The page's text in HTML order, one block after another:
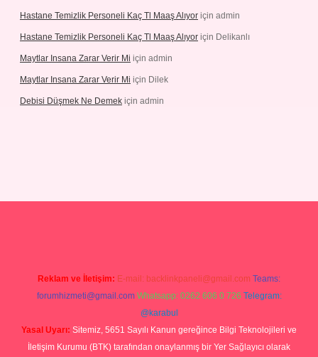
Hastane Temizlik Personeli Kaç Tl Maaş Alıyor için admin
Hastane Temizlik Personeli Kaç Tl Maaş Alıyor için Delikanlı
Maytlar Insana Zarar Verir Mi için admin
Maytlar Insana Zarar Verir Mi için Dilek
Debisi Düşmek Ne Demek için admin
Reklam ve İletişim: E-mail: backlinkpaneli@gmail.com Teams:
forumhizmeti@gmail.com Whatsapp: 0262 606 0 726 Telegram:
@karabul
Yasal Uyarı: Sitemiz, 5651 Sayılı Kanun gereğince Bilgi Teknolojileri ve
İletişim Kurumu (BTK) tarafından onaylanmış bir Yer Sağlayıcı olarak